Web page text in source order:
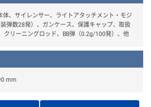
体、サイレンサー、ライトアタッチメント・モジ
弾数28発）、ガンケース、保護キャップ、取扱
クリーニングロッド、BB弾（0.2g/100発）、他
mm